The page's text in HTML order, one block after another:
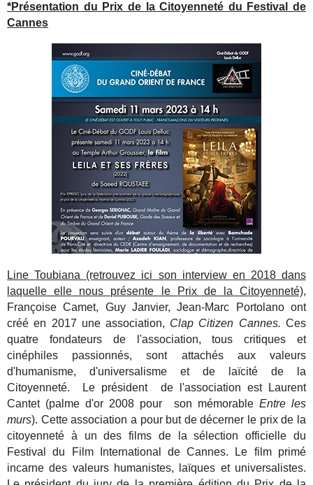
*Présentation du Prix de la Citoyenneté du Festival de
Cannes
Line Toubiana (retrouvez ici son interview en 2018 dans
laquelle elle nous présente le Prix de la Citoyenneté),
Françoise Camet, Guy Janvier, Jean-Marc Portolano ont
créé en 2017 une association, Clap Citizen Cannes. Ces
quatre fondateurs de l'association, tous critiques et
cinéphiles passionnés, sont attachés aux valeurs
d'humanisme, d'universalisme et de laïcité de la
Citoyenneté. Le président de l'association est Laurent
Cantet (palme d'or 2008 pour son mémorableEntre les
murs). Cette association a pour but de décerner le prix de la
citoyenneté à un des films de la sélection officielle du
Festival du Film International de Cannes. Le film primé
incarne des valeurs humanistes, laïques et universalistes.